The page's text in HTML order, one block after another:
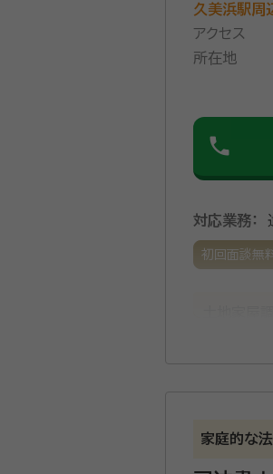
久美浜駅周
アクセス
所在地
phone
対応業務：
初回面談無
において
家庭的な